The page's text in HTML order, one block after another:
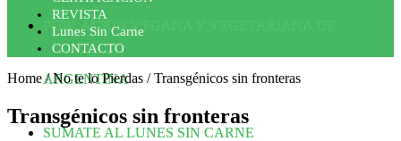
POBLACION VEGANA Y VEGETARIANA DE
ARGENTINA
SUMATE AL LUNES SIN CARNE
REVISTA
Lunes Sin Carne
CONTACTO
Home/No te lo Pierdas /Transgénicos sin fronteras
Transgénicos sin fronteras